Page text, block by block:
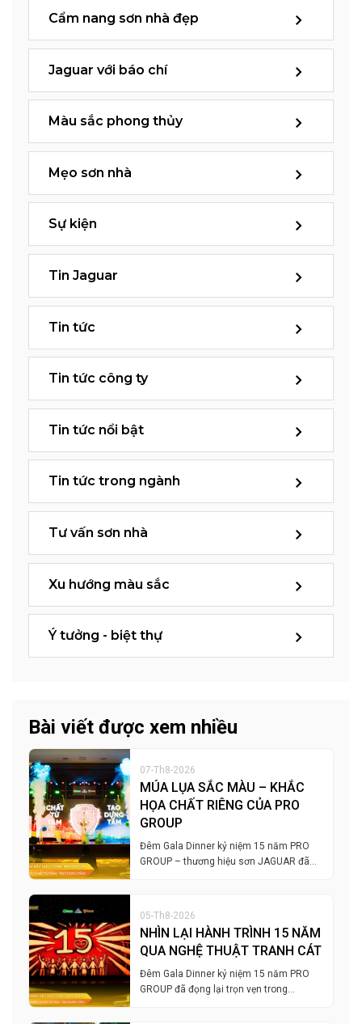
Cẩm nang sơn nhà đẹp
Jaguar với báo chí
Màu sắc phong thủy
Mẹo sơn nhà
Sự kiện
Tin Jaguar
Tin tức
Tin tức công ty
Tin tức nổi bật
Tin tức trong ngành
Tư vấn sơn nhà
Xu hướng màu sắc
Ý tưởng - biệt thự
Bài viết được xem nhiều
07-Th8-2026
MÚA LỤA SẮC MÀU – KHẮC
HỌA CHẤT RIÊNG CỦA PRO
GROUP
Đêm Gala Dinner kỷ niệm 15 năm PRO
GROUP – thương hiệu sơn JAGUAR đã…
05-Th8-2026
NHÌN LẠI HÀNH TRÌNH 15 NĂM
QUA NGHỆ THUẬT TRANH CÁT
Đêm Gala Dinner kỷ niệm 15 năm PRO
GROUP đã đọng lại trọn vẹn trong…